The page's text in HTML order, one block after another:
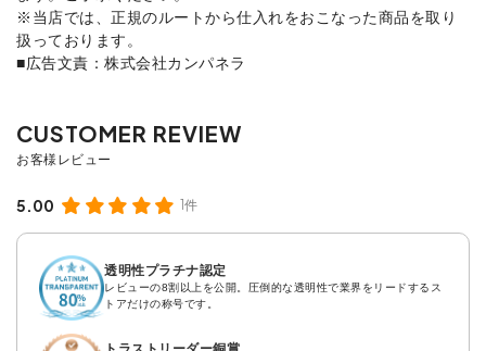
※当店では、正規のルートから仕入れをおこなった商品を取り
扱っております。
■広告文責：株式会社カンパネラ
5.00 1件
透明性プラチナ認定
レビューの8割以上を公開。圧倒的な透明性で業界をリードするス
トアだけの称号です。